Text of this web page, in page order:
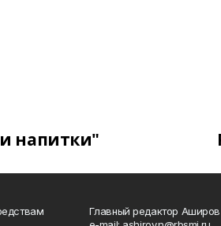
напитки"
Главный редактор